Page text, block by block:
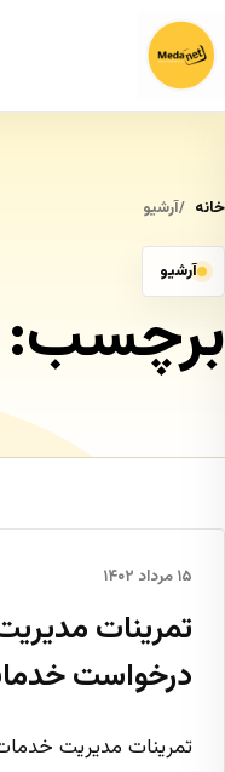
خانه آرشیو
آرشیو
برچسب:
۱۵ مرداد ۱۴۰۲
تمرینات
درخواست
تمرینات مدیریت